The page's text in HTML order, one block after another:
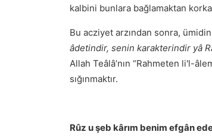
kalbini bunlara bağlamaktan
Bu acziyet arzından sonra,
âdetindir, senin karakterindir yâ
Allah Teâlâ’nın “Rahmeten li'l-
sığınmaktır.
Rûz u şeb kârım benim efgân